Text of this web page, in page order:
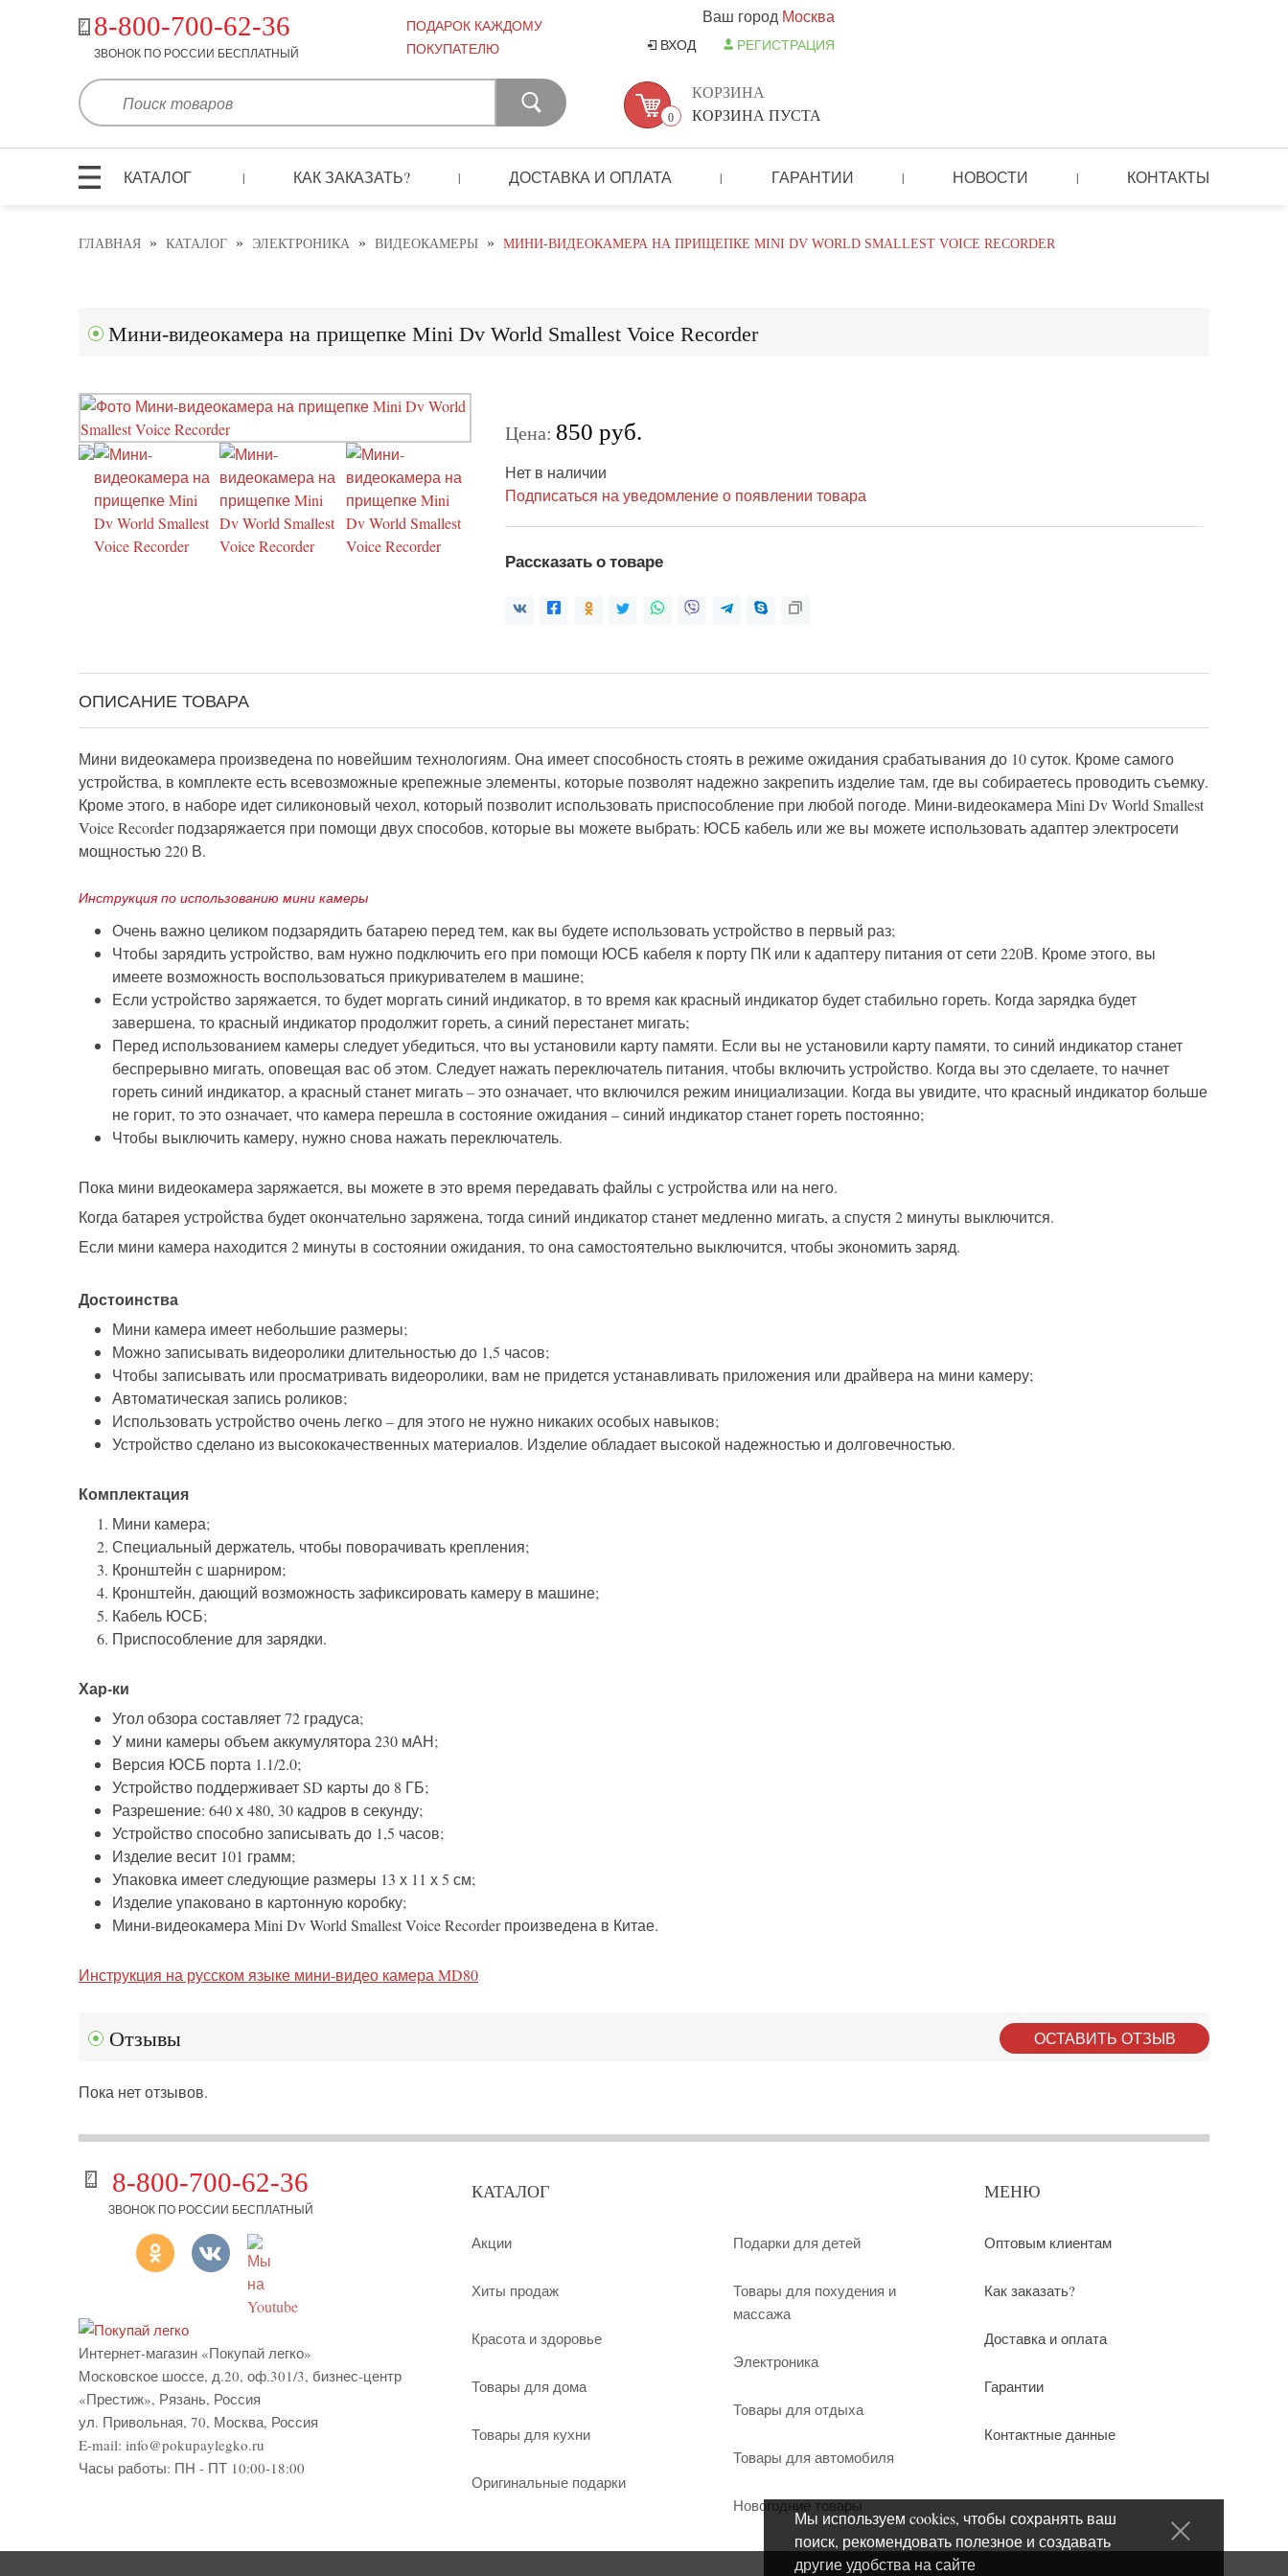
8-800-700-62-36
ЗВОНОК ПО РОССИИ БЕСПЛАТНЫЙ
ПОДАРОК КАЖДОМУ
ПОКУПАТЕЛЮ
Ваш город Москва
ВХОД РЕГИСТРАЦИЯ
0
КОРЗИНА
КОРЗИНА ПУСТА
КАТАЛОГ | КАК ЗАКАЗАТЬ? | ДОСТАВКА И ОПЛАТА | ГАРАНТИИ | НОВОСТИ | КОНТАКТЫ
ГЛАВНАЯ » КАТАЛОГ » ЭЛЕКТРОНИКА » ВИДЕОКАМЕРЫ » МИНИ-ВИДЕОКАМЕРА НА ПРИЩЕПКЕ MINI DV WORLD SMALLEST VOICE RECORDER
Мини-видеокамера на прищепке Mini Dv World Smallest Voice Recorder
Цена: 850 руб.
Нет в наличии
Подписаться на уведомление о появлении товара
Рассказать о товаре
ОПИСАНИЕ ТОВАРА
Мини видеокамера произведена по новейшим технологиям. Она имеет способность стоять в режиме ожидания срабатывания до 10 суток. Кроме самого
устройства, в комплекте есть всевозможные крепежные элементы, которые позволят надежно закрепить изделие там, где вы собираетесь проводить съемку.
Кроме этого, в наборе идет силиконовый чехол, который позволит использовать приспособление при любой погоде. Мини-видеокамера Mini Dv World Smallest
Voice Recorder подзаряжается при помощи двух способов, которые вы можете выбрать: ЮСБ кабель или же вы можете использовать адаптер электросети
мощностью 220 В.
Инструкция по использованию мини камеры
Очень важно целиком подзарядить батарею перед тем, как вы будете использовать устройство в первый раз;
Чтобы зарядить устройство, вам нужно подключить его при помощи ЮСБ кабеля к порту ПК или к адаптеру питания от сети 220В. Кроме этого, вы
имеете возможность воспользоваться прикуривателем в машине;
Если устройство заряжается, то будет моргать синий индикатор, в то время как красный индикатор будет стабильно гореть. Когда зарядка будет
завершена, то красный индикатор продолжит гореть, а синий перестанет мигать;
Перед использованием камеры следует убедиться, что вы установили карту памяти. Если вы не установили карту памяти, то синий индикатор станет
беспрерывно мигать, оповещая вас об этом. Следует нажать переключатель питания, чтобы включить устройство. Когда вы это сделаете, то начнет
гореть синий индикатор, а красный станет мигать – это означает, что включился режим инициализации. Когда вы увидите, что красный индикатор больше
не горит, то это означает, что камера перешла в состояние ожидания – синий индикатор станет гореть постоянно;
Чтобы выключить камеру, нужно снова нажать переключатель.
Пока мини видеокамера заряжается, вы можете в это время передавать файлы с устройства или на него.
Когда батарея устройства будет окончательно заряжена, тогда синий индикатор станет медленно мигать, а спустя 2 минуты выключится.
Если мини камера находится 2 минуты в состоянии ожидания, то она самостоятельно выключится, чтобы экономить заряд.
Достоинства
Мини камера имеет небольшие размеры;
Можно записывать видеоролики длительностью до 1,5 часов;
Чтобы записывать или просматривать видеоролики, вам не придется устанавливать приложения или драйвера на мини камеру;
Автоматическая запись роликов;
Использовать устройство очень легко – для этого не нужно никаких особых навыков;
Устройство сделано из высококачественных материалов. Изделие обладает высокой надежностью и долговечностью.
Комплектация
Мини камера;
Специальный держатель, чтобы поворачивать крепления;
Кронштейн с шарниром;
Кронштейн, дающий возможность зафиксировать камеру в машине;
Кабель ЮСБ;
Приспособление для зарядки.
Хар-ки
Угол обзора составляет 72 градуса;
У мини камеры объем аккумулятора 230 мАН;
Версия ЮСБ порта 1.1/2.0;
Устройство поддерживает SD карты до 8 ГБ;
Разрешение: 640 х 480, 30 кадров в секунду;
Устройство способно записывать до 1,5 часов;
Изделие весит 101 грамм;
Упаковка имеет следующие размеры 13 х 11 х 5 см;
Изделие упаковано в картонную коробку;
Мини-видеокамера Mini Dv World Smallest Voice Recorder произведена в Китае.
Инструкция на русском языке мини-видео камера MD80
Отзывы ОСТАВИТЬ ОТЗЫВ
Пока нет отзывов.
8-800-700-62-36
ЗВОНОК ПО РОССИИ БЕСПЛАТНЫЙ
Интернет-магазин «Покупай легко»
Московское шоссе, д.20, оф.301/3, бизнес-центр
«Престиж», Рязань, Россия
ул. Привольная, 70, Москва, Россия
E-mail: info@pokupaylegko.ru
Часы работы: ПН - ПТ 10:00-18:00
КАТАЛОГ
Акции
Хиты продаж
Красота и здоровье
Товары для дома
Товары для кухни
Оригинальные подарки
Подарки для детей
Товары для похудения и
массажа
Электроника
Товары для отдыха
Товары для автомобиля
Новогодние товары
МЕНЮ
Оптовым клиентам
Как заказать?
Доставка и оплата
Гарантии
Контактные данные
Мы используем cookies, чтобы сохранять ваш
поиск, рекомендовать полезное и создавать
другие удобства на сайте